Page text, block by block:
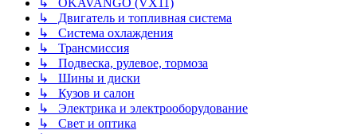
↳ OKAVANGO (VX11)
↳ Двигатель и топливная система
↳ Система охлаждения
↳ Трансмиссия
↳ Подвеска, рулевое, тормоза
↳ Шины и диски
↳ Кузов и салон
↳ Электрика и электрооборудование
↳ Свет и оптика